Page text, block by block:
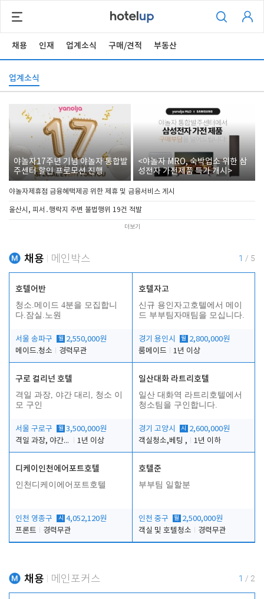
채용 인재 업계소식 구매/견적 부동산
업계소식
야놀자17주년 기념 야놀자 통합발
주센터 할인 프로모션 진행
<야놀자 MRO, 숙박업소 위한 삼
성전자 가전제품 특가 개시>
야놀자제휴점 금융혜택제공 위한 제휴 및 금융서비스 게시
울산시, 피서․행락지 주변 불법행위 19건 적발
더보기
채용 메인박스 1 / 5
호텔어반
청소.메이드 4분을 모집합니
다.잠실.노원
서울 송파구 월 2,550,000원
메이드.청소
경력무관
호텔자고
신규 용인자고호텔에서 메이
드 부부팀자매팀을 모십니다.
경기 용인시 월 2,800,000원
룸메이드
1년 이상
구로 컬리넌 호텔
격일 과장, 야간 대리, 청소 이
모 구인
서울 구로구 월 3,500,000원
격일 과장, 야간 대리, 청소 이모
1년 이상
일산대화 라트리호텔
일산 대화역 라트리호텔에서
청소팀을 구인합니다.
경기 고양시 시
2,600,000원
객실청소,베팅 ,
1년 이하
디케이인천에어포트호텔
인천디케이에어포트호텔
인천 영종구 시 4,052,120원
프론트
경력무관
호텔준
부부팀 일할분
인천 중구 월 2,500,000원
객실 및 호텔청소
경력무관
채용 메인포커스 1 / 2